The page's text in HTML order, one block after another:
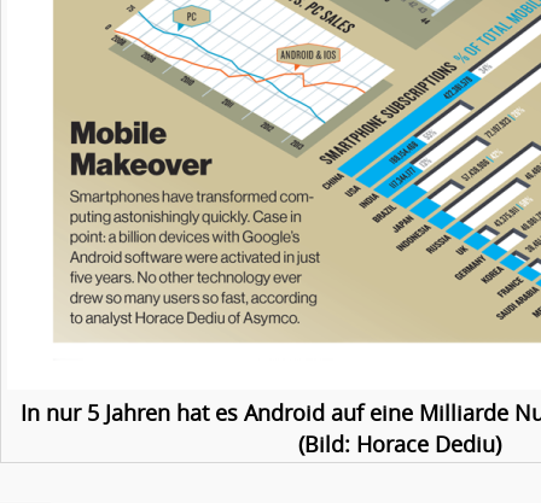
In nur 5 Jahren hat es Android auf eine Milliarde
(Bild: Horace Dediu)